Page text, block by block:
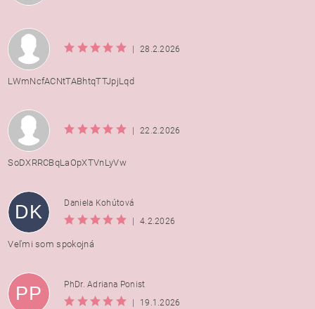
28.2.2026
LWmNcfACNtTABhtqTTJpjLqd
22.2.2026
SoDXRRCBqLaOpXTVnLyVw
DK
Daniela Kohútová
4.2.2026
Veľmi som spokojná
PP
PhDr. Adriana Ponist
19.1.2026